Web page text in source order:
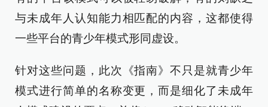
与未成年人认知能力相匹配的内容，这都使得
一些平台的青少年模式形同虚设。
针对这些问题，此次《指南》不只是就青少年
模式进行简单的名称变更，而是细化了未成年